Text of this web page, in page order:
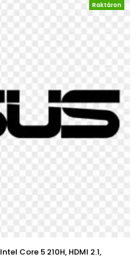
Raktáron
Core 5 210H, HDMI 2.1,